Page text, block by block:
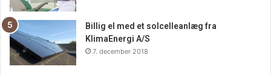
Billig el med et solcelleanlæg fra
KlimaEnergi A/S
7. december 2018